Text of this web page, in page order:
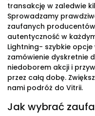
transakcję w zaledwie
Sprowadzamy
zaufanych
autentyczność w
Lightning- szybkie
zamówienie dyskretnie
niedoborem akcji i
przez całą dobę.
nami podróż do Vitrii.
Jak wybrać